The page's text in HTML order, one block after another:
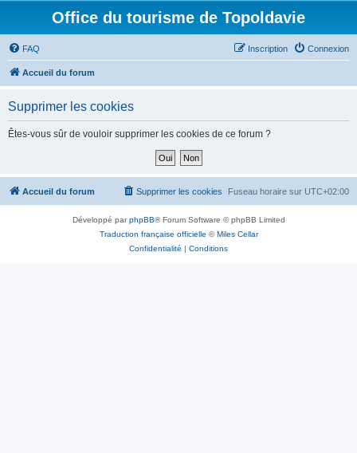
Office du tourisme de Topoldavie
FAQ Connexion
Inscription
Accueil du forum
Supprimer les cookies
Êtes-vous sûr de vouloir supprimer les cookies de ce forum ?
Accueil du forum Fuseau horaire sur UTC+02:00
Supprimer les cookies
Développé parphpBB® Forum Software © phpBB Limited
Traduction française officielle ©Miles Cellar
Confidentialité | Conditions